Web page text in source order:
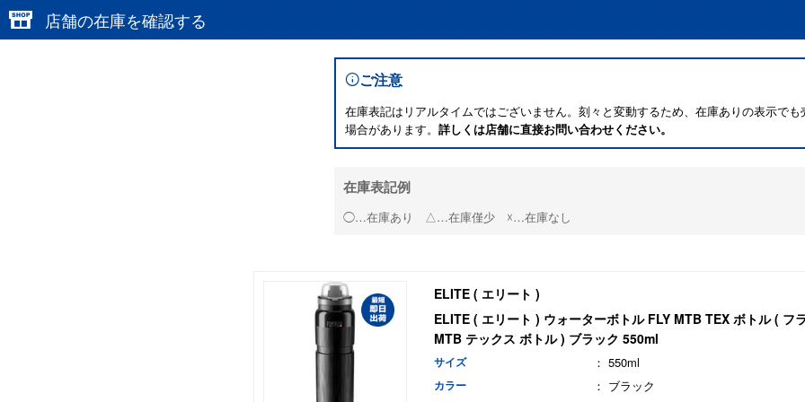
店舗の在庫を確認する
ご注意
在庫表記はリアルタイムではございません。刻々と変動するため、在庫ありの表示でも
場合があります。 詳しくは店舗に直接お問い合わせください。
在庫表記例
◯…在庫あり △…在庫僅少 ☓…在庫なし
ELITE ( エリート )
ELITE ( エリート ) ウォーターボトル FLY MTB TEX ボトル ( フ
MTB テックス ボトル ) ブラック 550ml
サイズ ： 550ml
カラー ： ブラック